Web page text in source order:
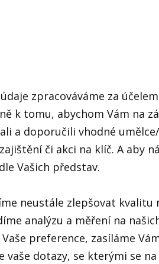
zpracováváme za
k tomu, abychom Vám na
a doporučili vhodné
či akci na klíč. A aby
Vašich představ.
neustále zlepšovat kvalitu
analýzu a měření na
preference, zasíláme
vaše dotazy, se kterými se